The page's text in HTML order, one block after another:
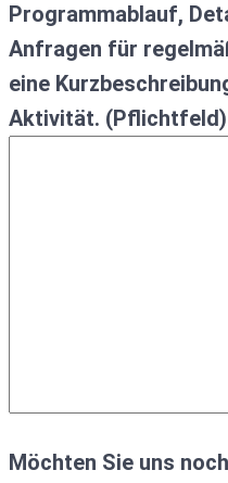
Programmablauf,
Anfragen für
eine
Aktivität. (Pflichtfeld)
Möchten Sie uns